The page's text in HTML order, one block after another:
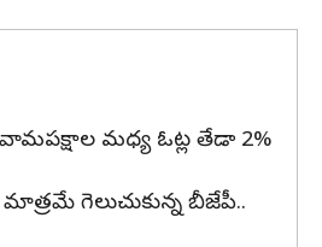
వామపక్షాల మధ్య ఓట్ల తేడా 2%
గెలుచుకున్న బీజేపీ..